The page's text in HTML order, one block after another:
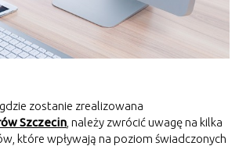
zostanie zrealizowana
Szczecin , należy zwrócić uwagę na kilka
które wpływają na poziom świadczonych